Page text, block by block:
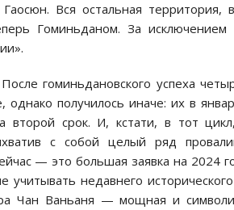
Вся остальная территория,
Гоминьданом. За исключением
гоминьдановского успеха
получилось иначе: их в
второй срок. И, кстати, в тот
с собой целый ряд
— это большая заявка на 2024
недавнего
Чан Ваньаня — мощная и